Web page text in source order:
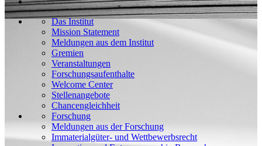
Das Institut
Mission Statement
Meldungen aus dem Institut
Gremien
Veranstaltungen
Forschungsaufenthalte
Welcome Center
Stellenangebote
Chancengleichheit
Forschung
Meldungen aus der Forschung
Immaterialgüter- und Wettbewerbsrecht